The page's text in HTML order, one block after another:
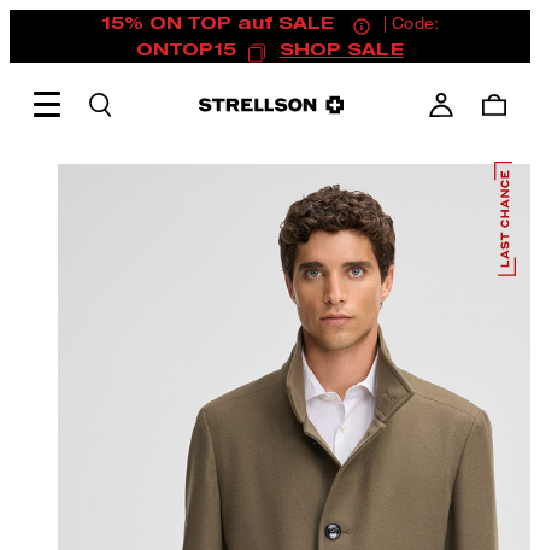
15% ON TOP auf SALE
| Code:
ONTOP15
SHOP SALE